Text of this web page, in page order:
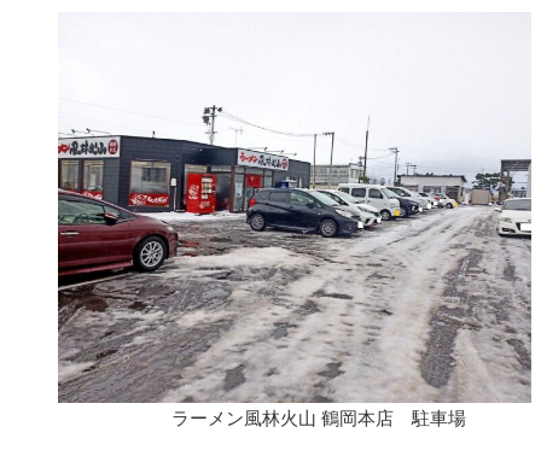
ラーメン風林火山 鶴岡本店 駐車場